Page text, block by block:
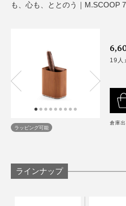
デスクでよく使うペンや万年筆
リですが、実は、メガネを入れ
ミマツ工芸の2代目社長、實
き）さんは、職人として、腕を
思いを抱えていました。
やテーブルを買ったお客さんの
をつくっているかを知りません
も、心も、ととのう｜M.SCOOP
ラッピング可能
19人
倉庫
ラインナップ